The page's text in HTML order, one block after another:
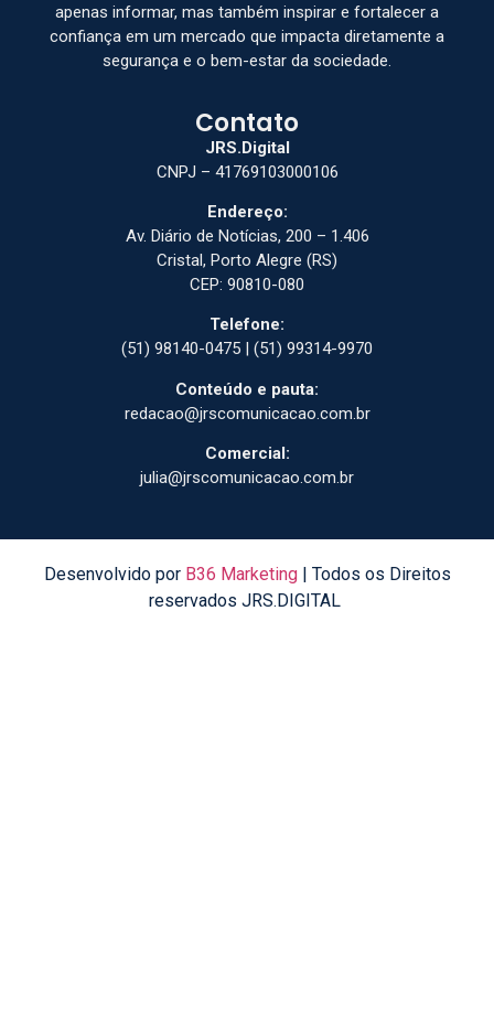
apenas informar, mas também inspirar e fortalecer a
confiança em um mercado que impacta diretamente a
segurança e o bem-estar da sociedade.
Contato
JRS.Digital
CNPJ – 41769103000106
Endereço:
Av. Diário de Notícias, 200 – 1.406
Cristal, Porto Alegre (RS)
CEP: 90810-080
Telefone:
(51) 98140-0475 | (51) 99314-9970
Conteúdo e pauta:
redacao@jrscomunicacao.com.br
Comercial:
julia@jrscomunicacao.com.br
Desenvolvido por B36 Marketing| Todos os Direitos
reservados JRS.DIGITAL